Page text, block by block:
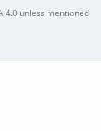
4.0unless mentioned